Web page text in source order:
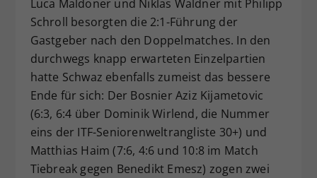
Luca Maldoner und Niklas Waldner mit Philipp
Schroll besorgten die 2:1-Führung der
Gastgeber nach den Doppelmatches. In den
durchwegs knapp erwarteten Einzelpartien
hatte Schwaz ebenfalls zumeist das bessere
Ende für sich: Der Bosnier Aziz Kijametovic
(6:3, 6:4 über Dominik Wirlend, die Nummer
eins der ITF-Seniorenweltrangliste 30+) und
Matthias Haim (7:6, 4:6 und 10:8 im Match
Tiebreak gegen Benedikt Emesz) zogen zwei